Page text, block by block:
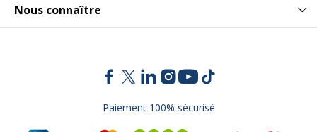
Nous connaître
Paiement 100% sécurisé